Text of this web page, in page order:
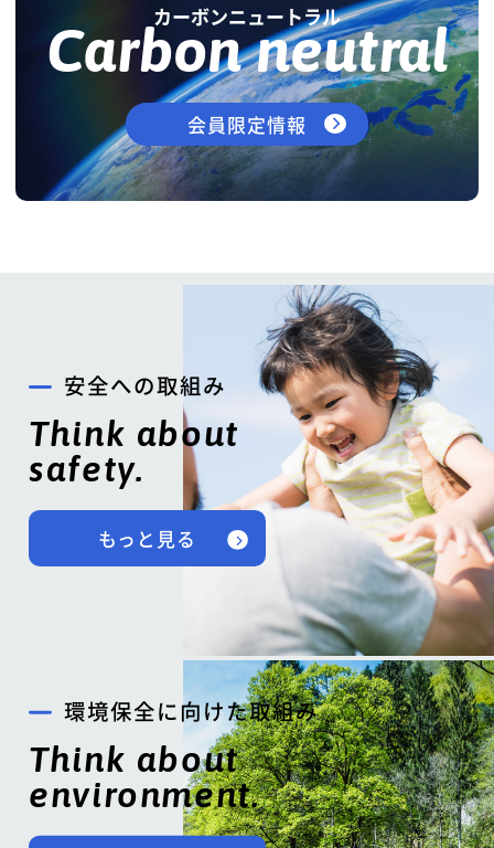
カーボンニュートラル
Carbon neutral
会員限定情報
安全への取組み
Think about
safety.
もっと見る
環境保全に向けた取組み
Think about
environment.